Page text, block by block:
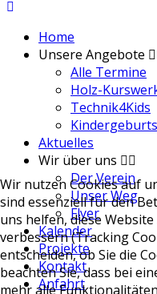
Home
Unsere Angebote
Alle Termine
Holz-
Technik4Kids
Aktuelles
Wir über uns
Der Verein
Unser Weg
Flyer
Kalender
Projekte
Kontakt
Anfahrt
Wir nutzen Cookies auf
sind essenziell für den
uns helfen, diese
verbessern (Tracking
entscheiden, ob Sie die
beachten Sie, dass bei
mehr alle